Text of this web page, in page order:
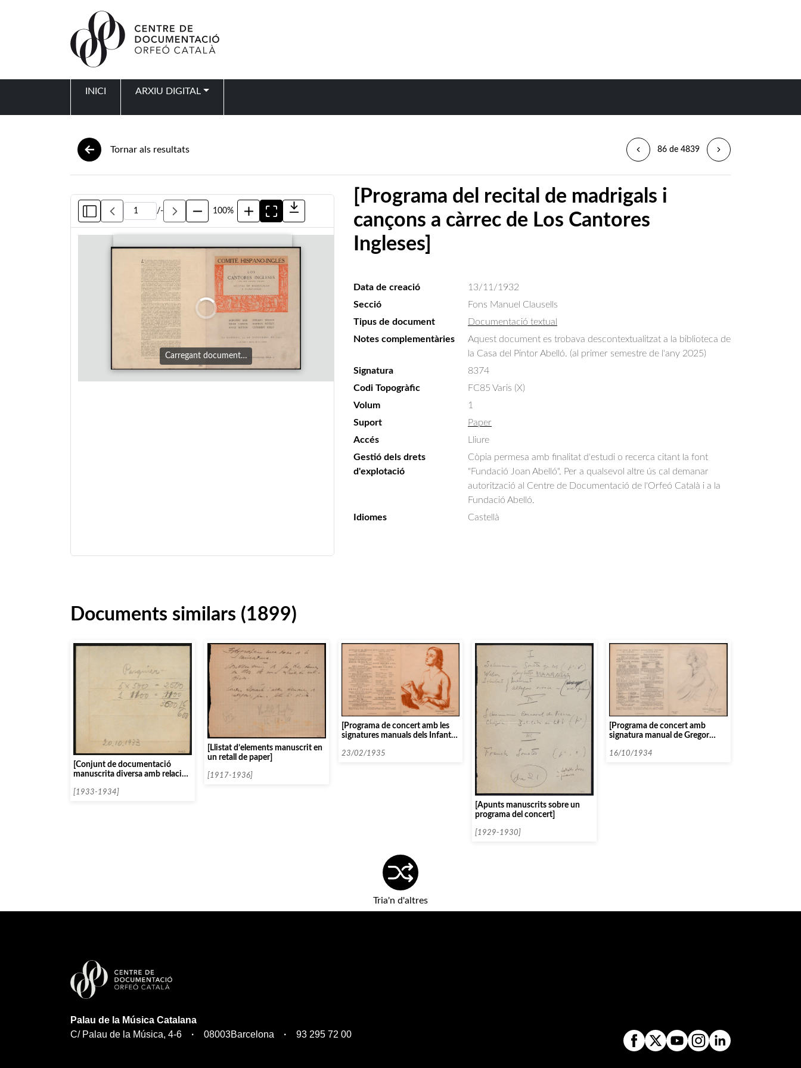
INICI ARXIU DIGITAL
Tornar als resultats 86 de 4839
/- 100%
Carregant document…
[Programa del recital de madrigals i
cançons a càrrec de Los Cantores
Ingleses]
Data de creació
13/11/1932
Secció
Fons Manuel Clausells
Tipus de document
Documentació textual
Notes complementàries
Aquest document es trobava descontextualitzat a la biblioteca de
la Casa del Pintor Abelló. (al primer semestre de l'any 2025)
Signatura
8374
Codi Topogràfic
FC85 Varis (X)
Volum
1
Suport
Paper
Accés
Lliure
Gestió dels drets
d'explotació
Còpia permesa amb finalitat d'estudi o recerca citant la font
"Fundació Joan Abelló". Per a qualsevol altre ús cal demanar
autorització al Centre de Documentació de l'Orfeó Català i a la
Fundació Abelló.
Idiomes
Castellà
Documents similars (1899)
[Conjunt de documentació
manuscrita diversa amb relació
[1933-1934]
[Llistat d’elements manuscrit en
un retall de paper]
[1917-1936]
[Programa de concert amb les
signatures manuals dels Infants
23/02/1935
[Apunts manuscrits sobre un
programa del concert]
[1929-1930]
[Programa de concert amb
signatura manual de Gregor
16/10/1934
Tria'n d'altres
Palau de la Música Catalana
C/ Palau de la Música, 4-6
08003Barcelona 93 295 72 00